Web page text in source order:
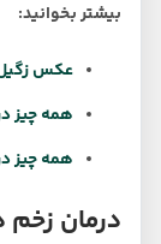
بیشتر بخوانید:
عکس زگیل
همه چیز
همه چیز
درمان زخم